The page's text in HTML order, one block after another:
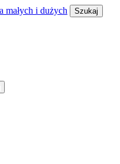
Szukaj